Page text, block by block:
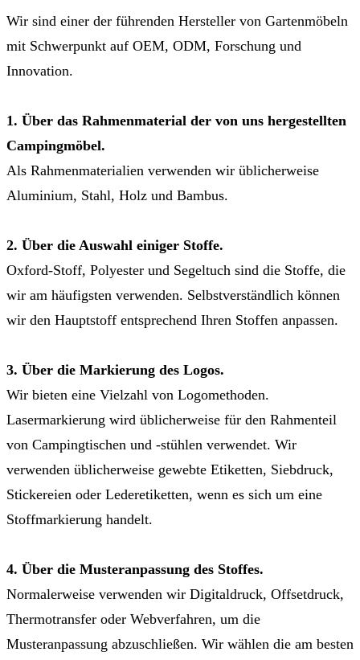
Wir sind einer der führenden Hersteller von Gartenmöbeln
mit Schwerpunkt auf OEM, ODM, Forschung und
Innovation.
1. Über das Rahmenmaterial der von uns hergestellten
Campingmöbel.
Als Rahmenmaterialien verwenden wir üblicherweise
Aluminium, Stahl, Holz und Bambus.
2. Über die Auswahl einiger Stoffe.
Oxford-Stoff, Polyester und Segeltuch sind die Stoffe, die
wir am häufigsten verwenden. Selbstverständlich können
wir den Hauptstoff entsprechend Ihren Stoffen anpassen.
3. Über die Markierung des Logos.
Wir bieten eine Vielzahl von Logomethoden.
Lasermarkierung wird üblicherweise für den Rahmenteil
von Campingtischen und -stühlen verwendet. Wir
verwenden üblicherweise gewebte Etiketten, Siebdruck,
Stickereien oder Lederetiketten, wenn es sich um eine
Stoffmarkierung handelt.
4. Über die Musteranpassung des Stoffes.
Normalerweise verwenden wir Digitaldruck, Offsetdruck,
Thermotransfer oder Webverfahren, um die
Musteranpassung abzuschließen. Wir wählen die am besten